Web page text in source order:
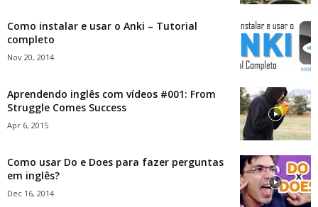
Como instalar e usar o Anki – Tutorial
completo
Nov 20, 2014
Aprendendo inglês com vídeos #001: From
Struggle Comes Success
Apr 6, 2015
Como usar Do e Does para fazer perguntas
em inglês?
Dec 16, 2014